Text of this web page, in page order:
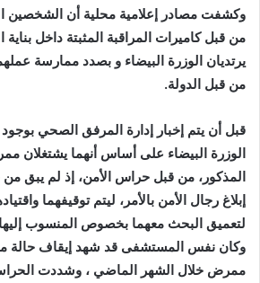
وكشفت مصادر إعلامية محلية أن الشخصين
من قبل كاميرات المراقبة المثبتة داخل
يرتديان الوزرة البيضاء و بصدد ممارسة
من قبل الدولة.
قبل أن يتم إخبار إدارة المرفق الصحي
الوزرة البيضاء على أساس أنهما يشتغلان
المذكور، من قبل حراس الأمن، إذ لم يبق من
إبلاغ رجال الأمن بالأمر، ليتم توقيفهما
لتعميق البحث معهما بخصوص المنسوب
وكان نفس المستشفى قد شهد إيقاف حالة
ممرض خلال الشهر الماضي ، وشددت